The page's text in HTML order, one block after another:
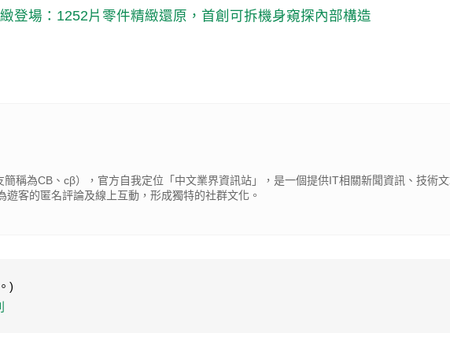
登場：1252片零件精緻還原，首創可拆機身窺探內部構造
稱為CB、cβ），官方自我定位「中文業界資訊站」，是一個提供IT相關新聞資訊、技術
遊客的匿名評論及線上互動，形成獨特的社群文化。
)